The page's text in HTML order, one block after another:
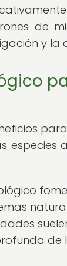
de
y
de